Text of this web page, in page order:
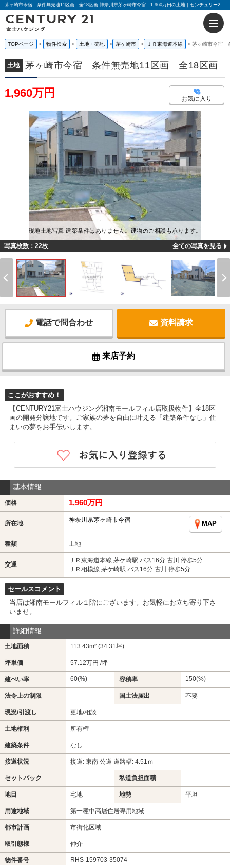
茅ヶ崎市今宿 条件無売地11区画 全18区画 神奈川県茅ヶ崎市今宿｜1,960万円の土地｜センチュリー21富士ハウジング
TOPページ 物件検索 土地・売地 茅ヶ崎市 ＪＲ東海道本線 茅ヶ崎市今宿
土地 茅ヶ崎市今宿 条件無売地11区画 全18区画
1,960万円 お気に入り
現地土地写真 建築条件はありません。建物のご相談も承ります。
写真枚数：22枚 全ての写真を見る
電話で問合わせ 資料請求
来店予約
ここがおすすめ！
【CENTURY21富士ハウジング湘南モールフィル店取扱物件】全18区
画の開発分譲地です。ご家族の夢を自由に叶える「建築条件なし」住
まいの夢をお手伝いします。
基本情報
価格 1,960万円
所在地 神奈川県茅ヶ崎市今宿
MAP
種類 土地
交通
ＪＲ東海道本線 茅ケ崎駅 バス16分 古川 停歩5分
ＪＲ相模線 茅ケ崎駅 バス16分 古川 停歩5分
セールスコメント
当店は湘南モールフィル１階にございます。お気軽にお立ち寄り下さ
いませ。
詳細情報
土地面積 113.43m² (34.31坪)
坪単価 57.12万円 /坪
建ぺい率 60(%) 容積率 150(%)
法令上の制限 - 国土法届出 不要
現況/引渡し 更地/相談
土地権利 所有権
建築条件 なし
接道状況 接道: 東南 公道 道路幅: 4.51ｍ
セットバック - 私道負担面積 -
地目 宅地 地勢 平坦
用途地域 第一種中高層住居専用地域
都市計画 市街化区域
取引態様 仲介
物件番号 RHS-159703-35074